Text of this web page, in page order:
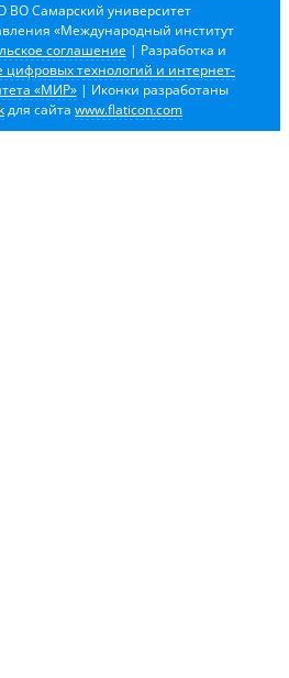
ВО Самарский университет
«Международный институт
соглашение | Разработка и
цифровых технологий и интернет-
«МИР»| Иконки разработаны
для сайта www.flaticon.com